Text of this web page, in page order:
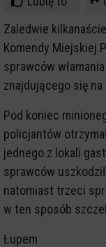
Zaledwie
Komendy Miejskiej
sprawców
znajdującego się
Pod koniec
policjantów
jednego z lokali
sprawców
natomiast trzeci
w ten sposób
Łupem